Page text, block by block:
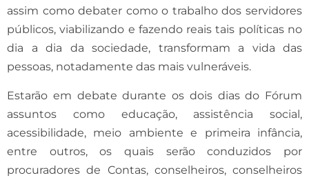
assim como debater como o trabalho dos servidores
públicos, viabilizando e fazendo reais tais políticas no
dia a dia da sociedade, transformam a vida das
pessoas, notadamente das mais vulneráveis.
Estarão em debate durante os dois dias do Fórum
assuntos como educação, assistência social,
acessibilidade, meio ambiente e primeira infância,
entre outros, os quais serão conduzidos por
procuradores de Contas, conselheiros, conselheiros